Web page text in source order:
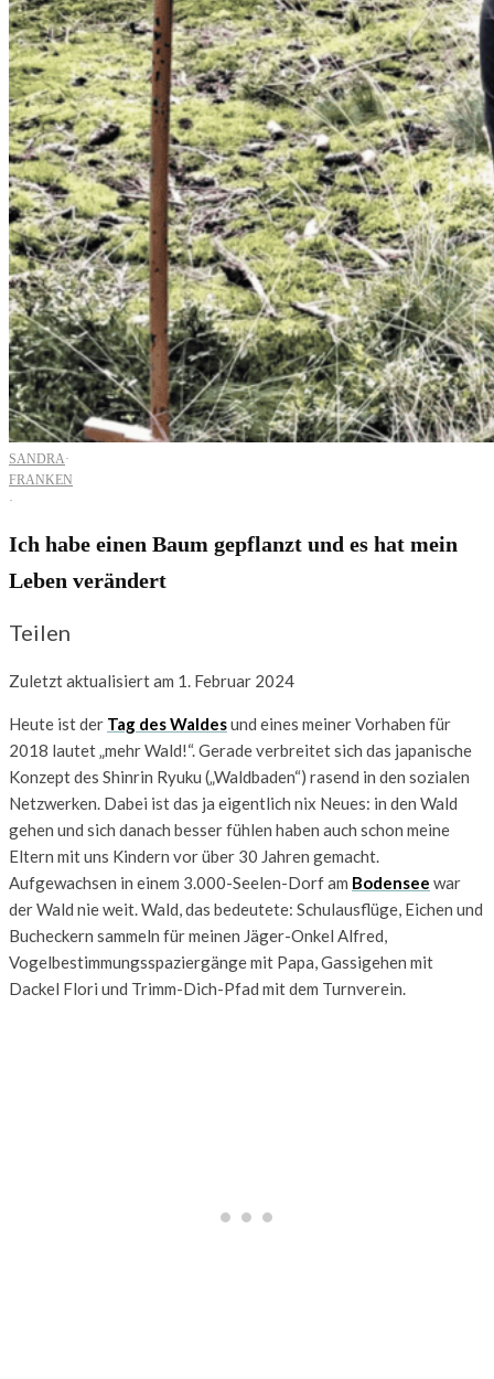
SANDRA·
FRANKEN
·
Ich habe einen Baum gepflanzt und es hat mein
Leben verändert
Teilen
Zuletzt aktualisiert am 1. Februar 2024
Heute ist der Tag des Waldesund eines meiner Vorhaben für
2018 lautet „mehr Wald!“. Gerade verbreitet sich das japanische
Konzept des Shinrin Ryuku („Waldbaden“) rasend in den sozialen
Netzwerken. Dabei ist das ja eigentlich nix Neues: in den Wald
gehen und sich danach besser fühlen haben auch schon meine
Eltern mit uns Kindern vor über 30 Jahren gemacht.
Aufgewachsen in einem 3.000-Seelen-Dorf am Bodensee war
der Wald nie weit. Wald, das bedeutete: Schulausflüge, Eichen und
Bucheckern sammeln für meinen Jäger-Onkel Alfred,
Vogelbestimmungsspaziergänge mit Papa, Gassigehen mit
Dackel Flori und Trimm-Dich-Pfad mit dem Turnverein.